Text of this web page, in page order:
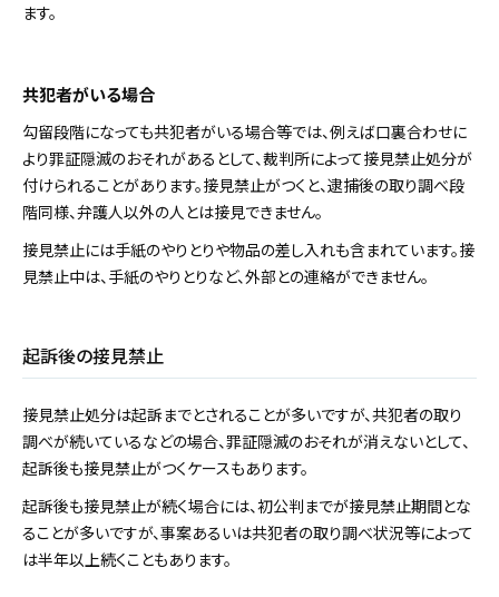
ます。
共犯者がいる場合
勾留段階になっても共犯者がいる場合等では、例えば口裏合わせに
より罪証隠滅のおそれがあるとして、裁判所によって接見禁止処分が
付けられることがあります。接見禁止がつくと、逮捕後の取り調べ段
階同様、弁護人以外の人とは接見できません。
接見禁止には手紙のやりとりや物品の差し入れも含まれています。接
見禁止中は、手紙のやりとりなど、外部との連絡ができません。
起訴後の接見禁止
接見禁止処分は起訴までとされることが多いですが、共犯者の取り
調べが続いているなどの場合、罪証隠滅のおそれが消えないとして、
起訴後も接見禁止がつくケースもあります。
起訴後も接見禁止が続く場合には、初公判までが接見禁止期間とな
ることが多いですが、事案あるいは共犯者の取り調べ状況等によって
は半年以上続くこともあります。